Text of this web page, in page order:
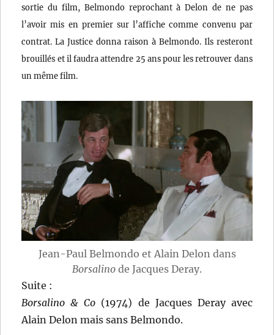
sortie du film, Belmondo reprochant à Delon de ne pas
l’avoir mis en premier sur l’affiche comme convenu par
contrat. La Justice donna raison à Belmondo. Ils resteront
brouillés et il faudra attendre 25 ans pour les retrouver dans
un même film.
Jean-Paul Belmondo et Alain Delon dans
Borsalino de Jacques Deray.
Suite :
Borsalino & Co (1974) de Jacques Deray avec
Alain Delon mais sans Belmondo.